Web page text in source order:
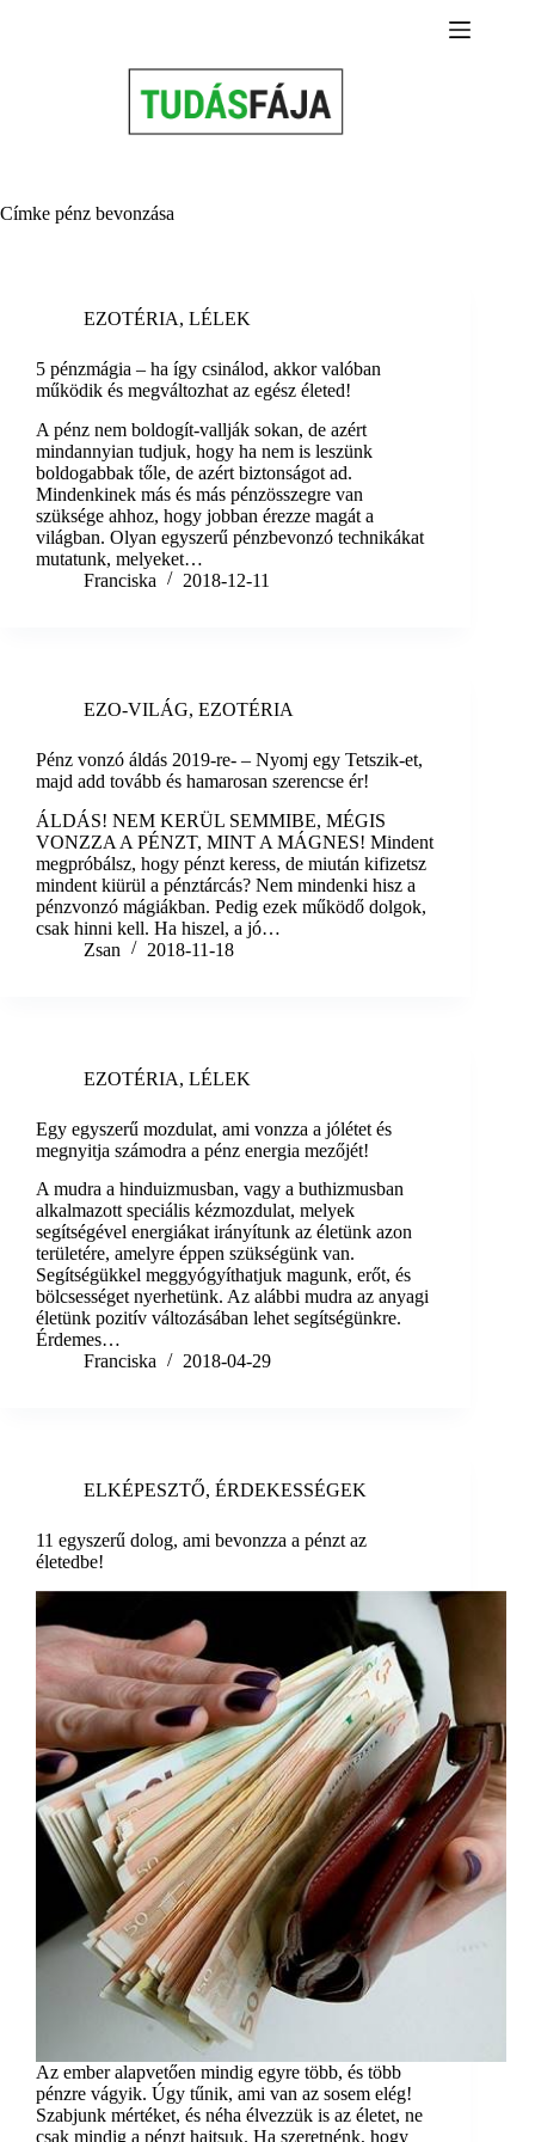
Címke pénz bevonzása
EZOTÉRIA, LÉLEK
5 pénzmágia – ha így csinálod, akkor valóban
működik és megváltozhat az egész életed!
A pénz nem boldogít-vallják sokan, de azért
mindannyian tudjuk, hogy ha nem is leszünk
boldogabbak tőle, de azért biztonságot ad.
Mindenkinek más és más pénzösszegre van
szüksége ahhoz, hogy jobban érezze magát a
világban. Olyan egyszerű pénzbevonzó technikákat
mutatunk, melyeket…
Franciska
2018-12-11
EZO-VILÁG, EZOTÉRIA
Pénz vonzó áldás 2019-re- – Nyomj egy Tetszik-et,
majd add tovább és hamarosan szerencse ér!
ÁLDÁS! NEM KERÜL SEMMIBE, MÉGIS
VONZZA A PÉNZT, MINT A MÁGNES! Mindent
megpróbálsz, hogy pénzt keress, de miután kifizetsz
mindent kiürül a pénztárcás? Nem mindenki hisz a
pénzvonzó mágiákban. Pedig ezek működő dolgok,
csak hinni kell. Ha hiszel, a jó…
Zsan
2018-11-18
EZOTÉRIA, LÉLEK
Egy egyszerű mozdulat, ami vonzza a jólétet és
megnyitja számodra a pénz energia mezőjét!
A mudra a hinduizmusban, vagy a buthizmusban
alkalmazott speciális kézmozdulat, melyek
segítségével energiákat irányítunk az életünk azon
területére, amelyre éppen szükségünk van.
Segítségükkel meggyógyíthatjuk magunk, erőt, és
bölcsességet nyerhetünk. Az alábbi mudra az anyagi
életünk pozitív változásában lehet segítségünkre.
Érdemes…
Franciska
2018-04-29
ELKÉPESZTŐ, ÉRDEKESSÉGEK
11 egyszerű dolog, ami bevonzza a pénzt az
életedbe!
Az ember alapvetően mindig egyre több, és több
pénzre vágyik. Úgy tűnik, ami van az sosem elég!
Szabjunk mértéket, és néha élvezzük is az életet, ne
csak mindig a pénzt hajtsuk. Ha szeretnénk, hogy